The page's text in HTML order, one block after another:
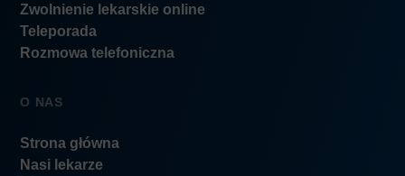
Zwolnienie lekarskie online
Teleporada
Rozmowa telefoniczna
O NAS
Strona główna
Nasi lekarze